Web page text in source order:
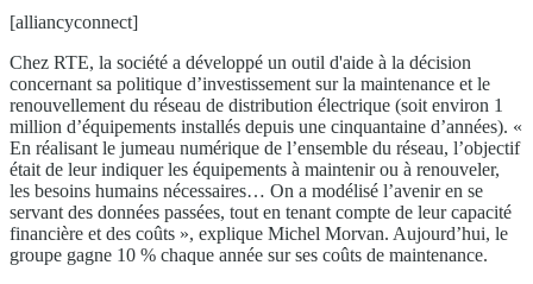
[alliancyconnect]
Chez RTE, la société a développé un outil d'aide à la décision
concernant sa politique d’investissement sur la maintenance et le
renouvellement du réseau de distribution électrique (soit environ 1
million d’équipements installés depuis une cinquantaine d’années). «
En réalisant le jumeau numérique de l’ensemble du réseau, l’objectif
était de leur indiquer les équipements à maintenir ou à renouveler,
les besoins humains nécessaires… On a modélisé l’avenir en se
servant des données passées, tout en tenant compte de leur capacité
financière et des coûts », explique Michel Morvan. Aujourd’hui, le
groupe gagne 10 % chaque année sur ses coûts de maintenance.